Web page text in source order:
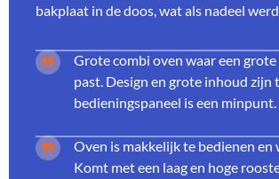
bakplaat in de doos, wat als nadeel
Grote combi oven waar een grote
past. Design en grote inhoud zijn
bedieningspaneel is een minpunt.
Oven is makkelijk te bedienen en
Komt met een laag en hoge